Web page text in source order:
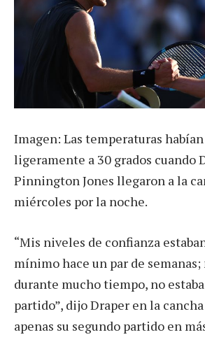
Imagen: Las temperaturas
ligeramente a 30 grados cuando
Pinnington Jones llegaron a la
miércoles por la noche.
“Mis niveles de confianza
mínimo hace un par de semanas;
durante mucho tiempo, no
partido”, dijo Draper en la
apenas su segundo partido en